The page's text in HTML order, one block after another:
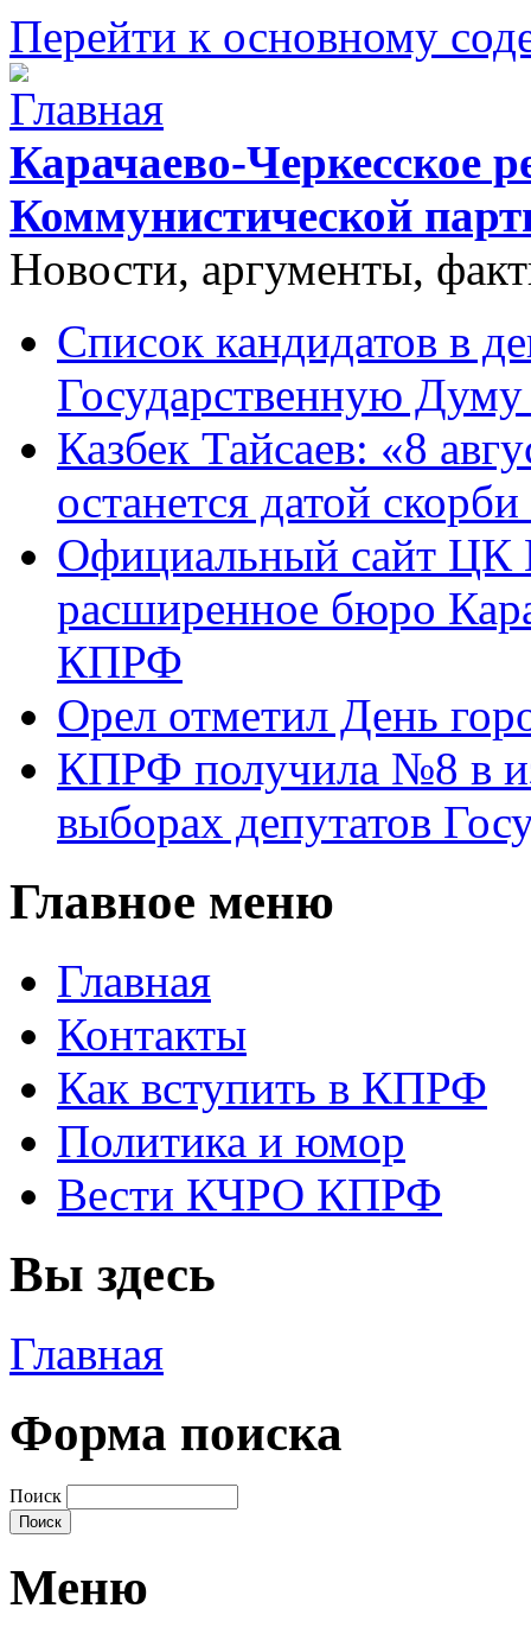
Перейти к основному
Карачаево-Черкесское
Коммунистической
Новости, аргументы,
Список кандидатов в
Государственную
Казбек Тайсаев: «8
останется датой
Официальный сайт ЦК
расширенное бюро
КПРФ
Орел отметил День
КПРФ получила №8 в
выборах депутатов
Главное меню
Главная
Контакты
Как вступить в КПРФ
Политика и юмор
Вести КЧРО КПРФ
Вы здесь
Главная
Форма поиска
Поиск
Меню